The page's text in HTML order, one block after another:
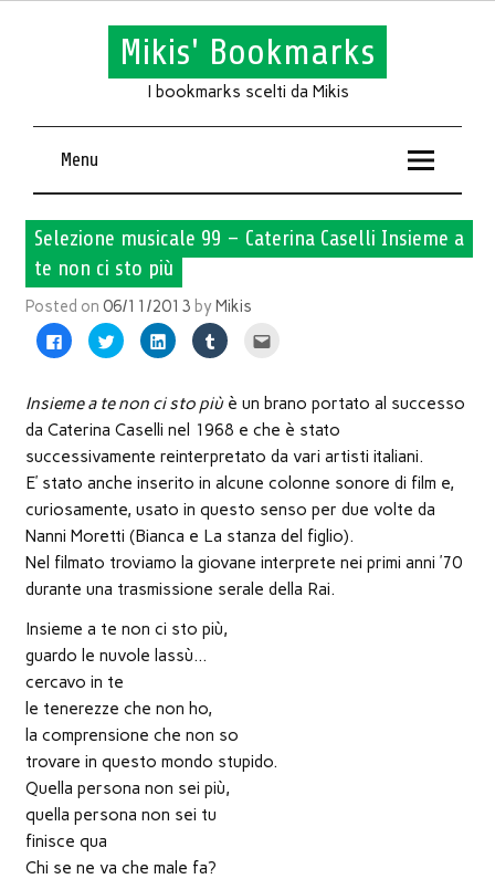
Mikis' Bookmarks
I bookmarks scelti da Mikis
Menu
Selezione musicale 99 – Caterina Caselli Insieme a
te non ci sto più
Posted on 06/11/2013 byMikis
Fai
clic
Facebook
apre
una
finestra)
Fai
clic
su
Twitter
(Si
in
nuova
Fai
clic
su
LinkedIn
(Si
in
nuova
Fai
clic
su
(Si
in
nuova
l'articolo
mail
un
(Si
in
nuova
finestra)
Insieme a te non ci sto piùè un brano portato al successo
da Caterina Caselli nel 1968 e che è stato
successivamente reinterpretato da vari artisti italiani.
E’ stato anche inserito in alcune colonne sonore di film e,
curiosamente, usato in questo senso per due volte da
Nanni Moretti (Bianca e La stanza del figlio).
Nel filmato troviamo la giovane interprete nei primi anni ’70
durante una trasmissione serale della Rai.
Insieme a te non ci sto più,
guardo le nuvole lassù…
cercavo in te
le tenerezze che non ho,
la comprensione che non so
trovare in questo mondo stupido.
Quella persona non sei più,
quella persona non sei tu
finisce qua
Chi se ne va che male fa?